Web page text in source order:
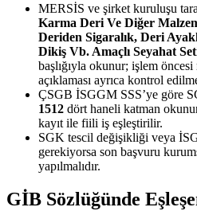
MERSİS ve şirket kuruluşu
Karma Deri Ve Diğer
Deriden Sigaralık, Deri
Dikiş Vb. Amaçlı Seyahat
başlığıyla okunur; işlem
açıklaması ayrıca kontrol
ÇSGB İSGGM SSS’ye göre
1512 dört haneli katman
kayıt ile fiili iş eşleştirilir.
SGK tescil değişikliği veya
gerekiyorsa son başvuru
yapılmalıdır.
GİB Sözlüğünde